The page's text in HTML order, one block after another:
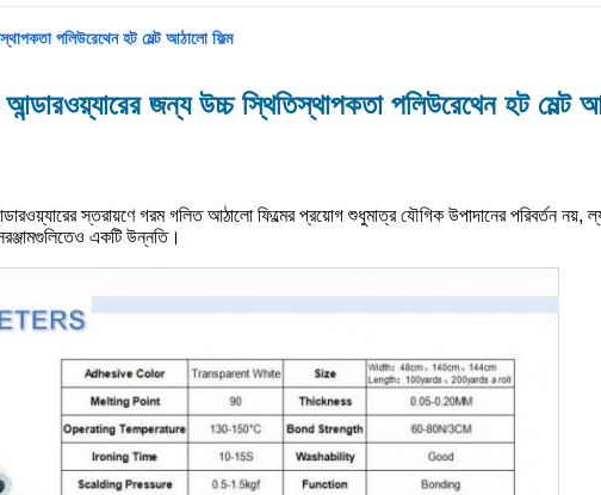
পলিউরেথেন হট মেল্ট আঠালো ফিল্ম
জন্য উচ্চ স্থিতিস্থাপকতা পলিউরেথেন হট মেল্ট
স্তরায়ণে গরম গলিত আঠালো ফিল্মের প্রয়োগ শুধুমাত্র যৌগিক উপাদানের পরিবর্তন নয়,
একটি উন্নতি।